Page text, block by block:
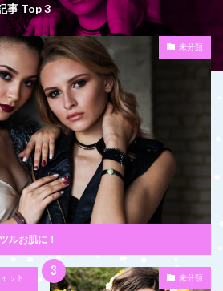
事 Top 3
未分類
ルお肌に！
ット
未分類